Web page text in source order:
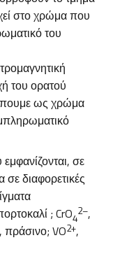
στο χρώμα που
του
του ορατού
ως χρώμα
σε
διαφορετικές
; CrO4
2–,
, πράσινο; VO2+,